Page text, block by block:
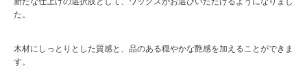
た。
木材にしっとりとした質感と、品のある穏やかな艶感を加えることができま
す。